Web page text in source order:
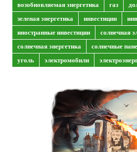
возобновляемая энергетика
газ
зеленая энергетика
инвестиции
иностранные инвестиции
солнечная
солнечная энергетика
солнечные
уголь
электромобили